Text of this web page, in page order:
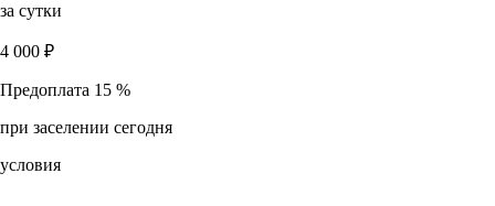
за сутки
4 000 ₽
Предоплата 15 %
при заселении сегодня
условия